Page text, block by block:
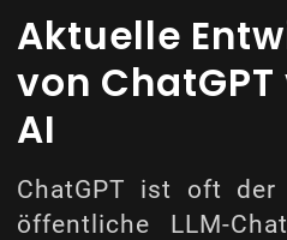
Aktuelle
von
AI
ChatGPT ist oft der
öffentliche LLM-